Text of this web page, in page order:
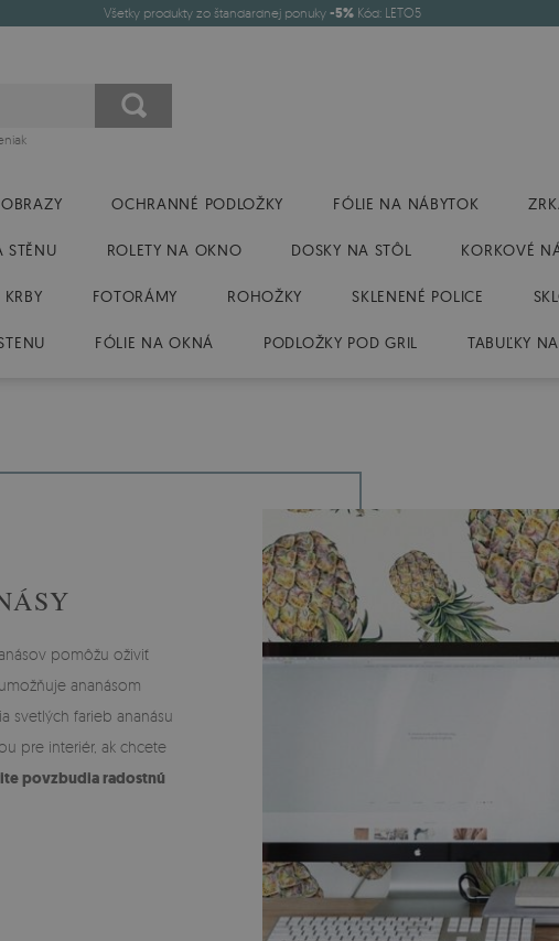
Všetky produkty zo štandardnej ponuky -5% Kód: LETO5
OBRAZY OCHRANNÉ PODLOŽKY FÓLIE NA NÁBYTOK
STĚNU ROLETY NA OKNO DOSKY NA STÔL KORKOVÉ
FOTORÁMY ROHOŽKY SKLENENÉ POLICE
FÓLIE NA OKNÁ PODLOŽKY POD GRIL TABUĽKY
pomôžu oživiť
ananásom
svetlých farieb ananásu
pre interiér, ak chcete
povzbudia radostnú